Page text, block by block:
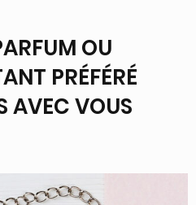
OU
PRÉFÉRÉ
AVEC VOUS